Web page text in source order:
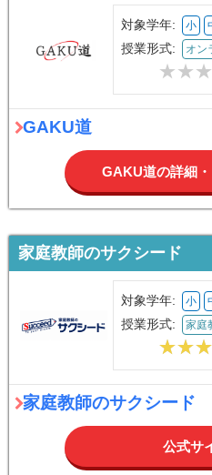
対象学年: 小
授業形式: オン
GAKU道
GAKU道の詳細
家庭教師のサクシード
対象学年: 小
授業形式: 家庭
家庭教師のサクシード
公式サ